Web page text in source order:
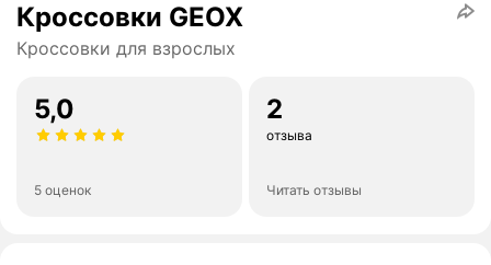
Кроссовки GEOX
Кроссовки для взрослых
5,0
5 оценок
2
отзыва
Читать отзывы